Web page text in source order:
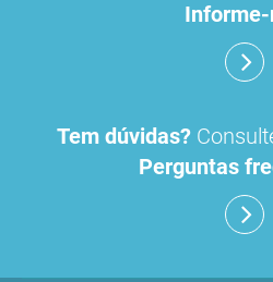
Tem dúvidas?
Perguntas